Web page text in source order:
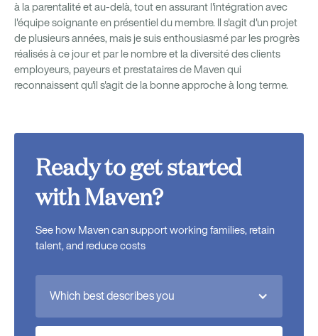
à la parentalité et au-delà, tout en assurant l'intégration avec
l'équipe soignante en présentiel du membre. Il s'agit d'un projet
de plusieurs années, mais je suis enthousiasmé par les progrès
réalisés à ce jour et par le nombre et la diversité des clients
employeurs, payeurs et prestataires de Maven qui
reconnaissent qu'il s'agit de la bonne approche à long terme.
Ready to get started
with Maven?
See how Maven can support working families, retain
talent, and reduce costs
Which best describes you